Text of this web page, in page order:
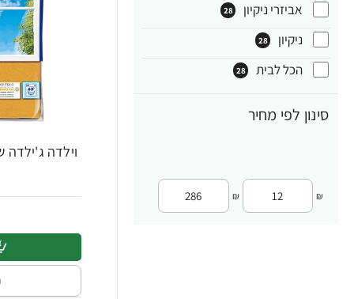
אביזרי ניקיון 28
ניקיון 28
הכל לבית 28
סינון לפי מחיר
₪
₪
וילדה